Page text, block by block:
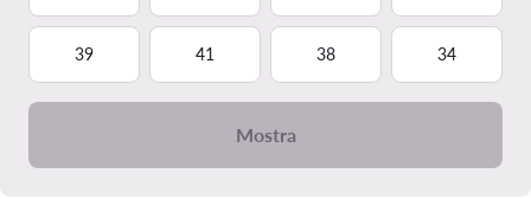
39 41 38 34
Mostra